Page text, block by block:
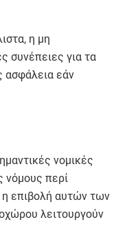
η μη
συνέπειες για τα
ασφάλεια εάν
νομικές
νόμους περί
η επιβολή αυτών των
λειτουργούν